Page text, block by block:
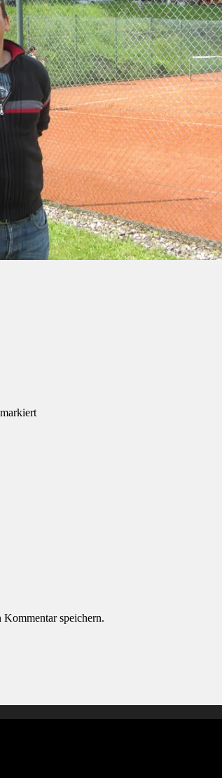
markiert
speichern.